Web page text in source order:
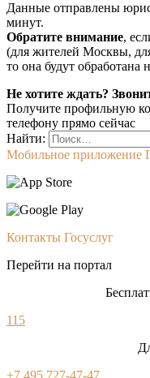
Данные отправлены
минут.
Обратите внимание,
(для жителей Москвы,
то она будут
Не хотите ждать?
Получите профильную
телефону прямо сейчас
Найти:
Мобильное приложение
Контакты Госуслуг
Перейти на портал
115
+7 495 727-47-47